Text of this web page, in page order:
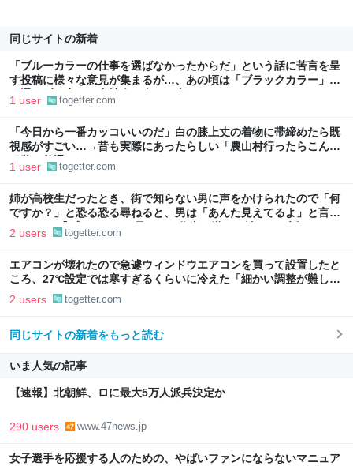
同じサイトの新着
「ブルーカラーの仕事を選ばなかったからだ」という話に苦言を呈
す投稿に様々な意見が集まるが…、あの頃は「ブラックカラー」し
か選べず、中には裏社会に進んだ者もいた
1 user togetter.com
「今日から一番カッコいいのだ」白の膝上丈の着物に帯締めたら既
視感がすごい…→昔も実際にあったらしい「農山村行ったらこんな
服装は普通」
1 user togetter.com
姉が高校生だったとき、街で知らない男に声をかけられたので「何
ですか？」と恐る恐る尋ねると、男は「あんた見えてるよ」と言っ
てきた… 『プリンセスお母さん』作者が送るお姉さんの話
2 users togetter.com
エアコンが壊れたので急遽ウィンドウエアコンを買って設置したと
ころ、27℃設定では寒すぎるくらいに冷えた「細かい調整が難しい
のでメリットもデメリットもある」
2 users togetter.com
同じサイトの新着をもっと読む
いま人気の記事
【速報】北朝鮮、ロに最大5万人派兵決定か
290 users www.47news.jp
女子選手を応援する人のための、やばいファンにならないマニュア